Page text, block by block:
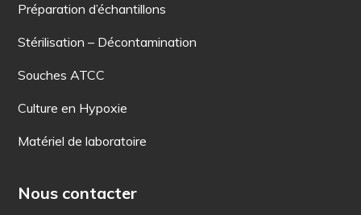
Préparation d’échantillons
Stérilisation – Décontamination
Souches ATCC
Culture en Hypoxie
Matériel de laboratoire
Nous contacter